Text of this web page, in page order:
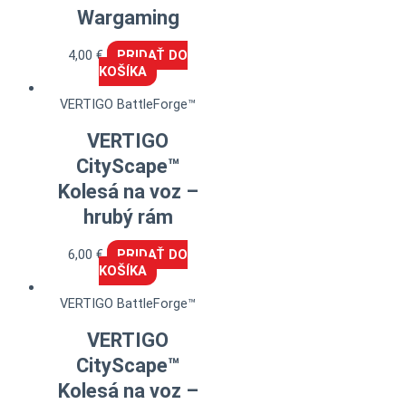
Wargaming
4,00€
PRIDAŤ DO
KOŠÍKA
VERTIGO BattleForge™
VERTIGO
CityScape™
Kolesá na voz –
hrubý rám
6,00€
PRIDAŤ DO
KOŠÍKA
VERTIGO BattleForge™
VERTIGO
CityScape™
Kolesá na voz –